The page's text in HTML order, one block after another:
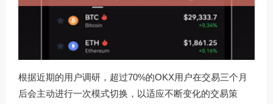
根据近期的用户调研，超过70%的OKX用户在交易三个月
后会主动进行一次模式切换，以适应不断变化的交易策